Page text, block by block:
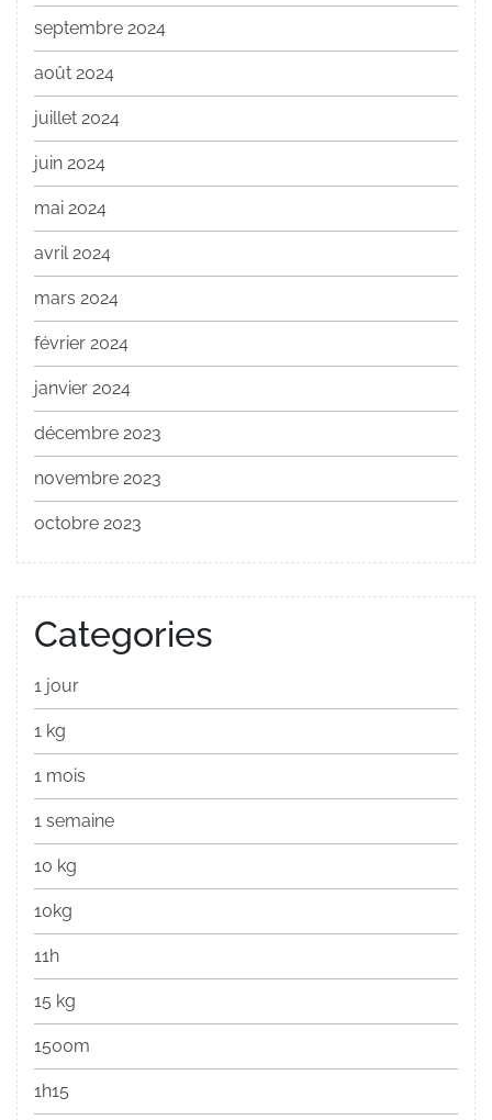
septembre 2024
août 2024
juillet 2024
juin 2024
mai 2024
avril 2024
mars 2024
février 2024
janvier 2024
décembre 2023
novembre 2023
octobre 2023
Categories
1 jour
1 kg
1 mois
1 semaine
10 kg
10kg
11h
15 kg
1500m
1h15